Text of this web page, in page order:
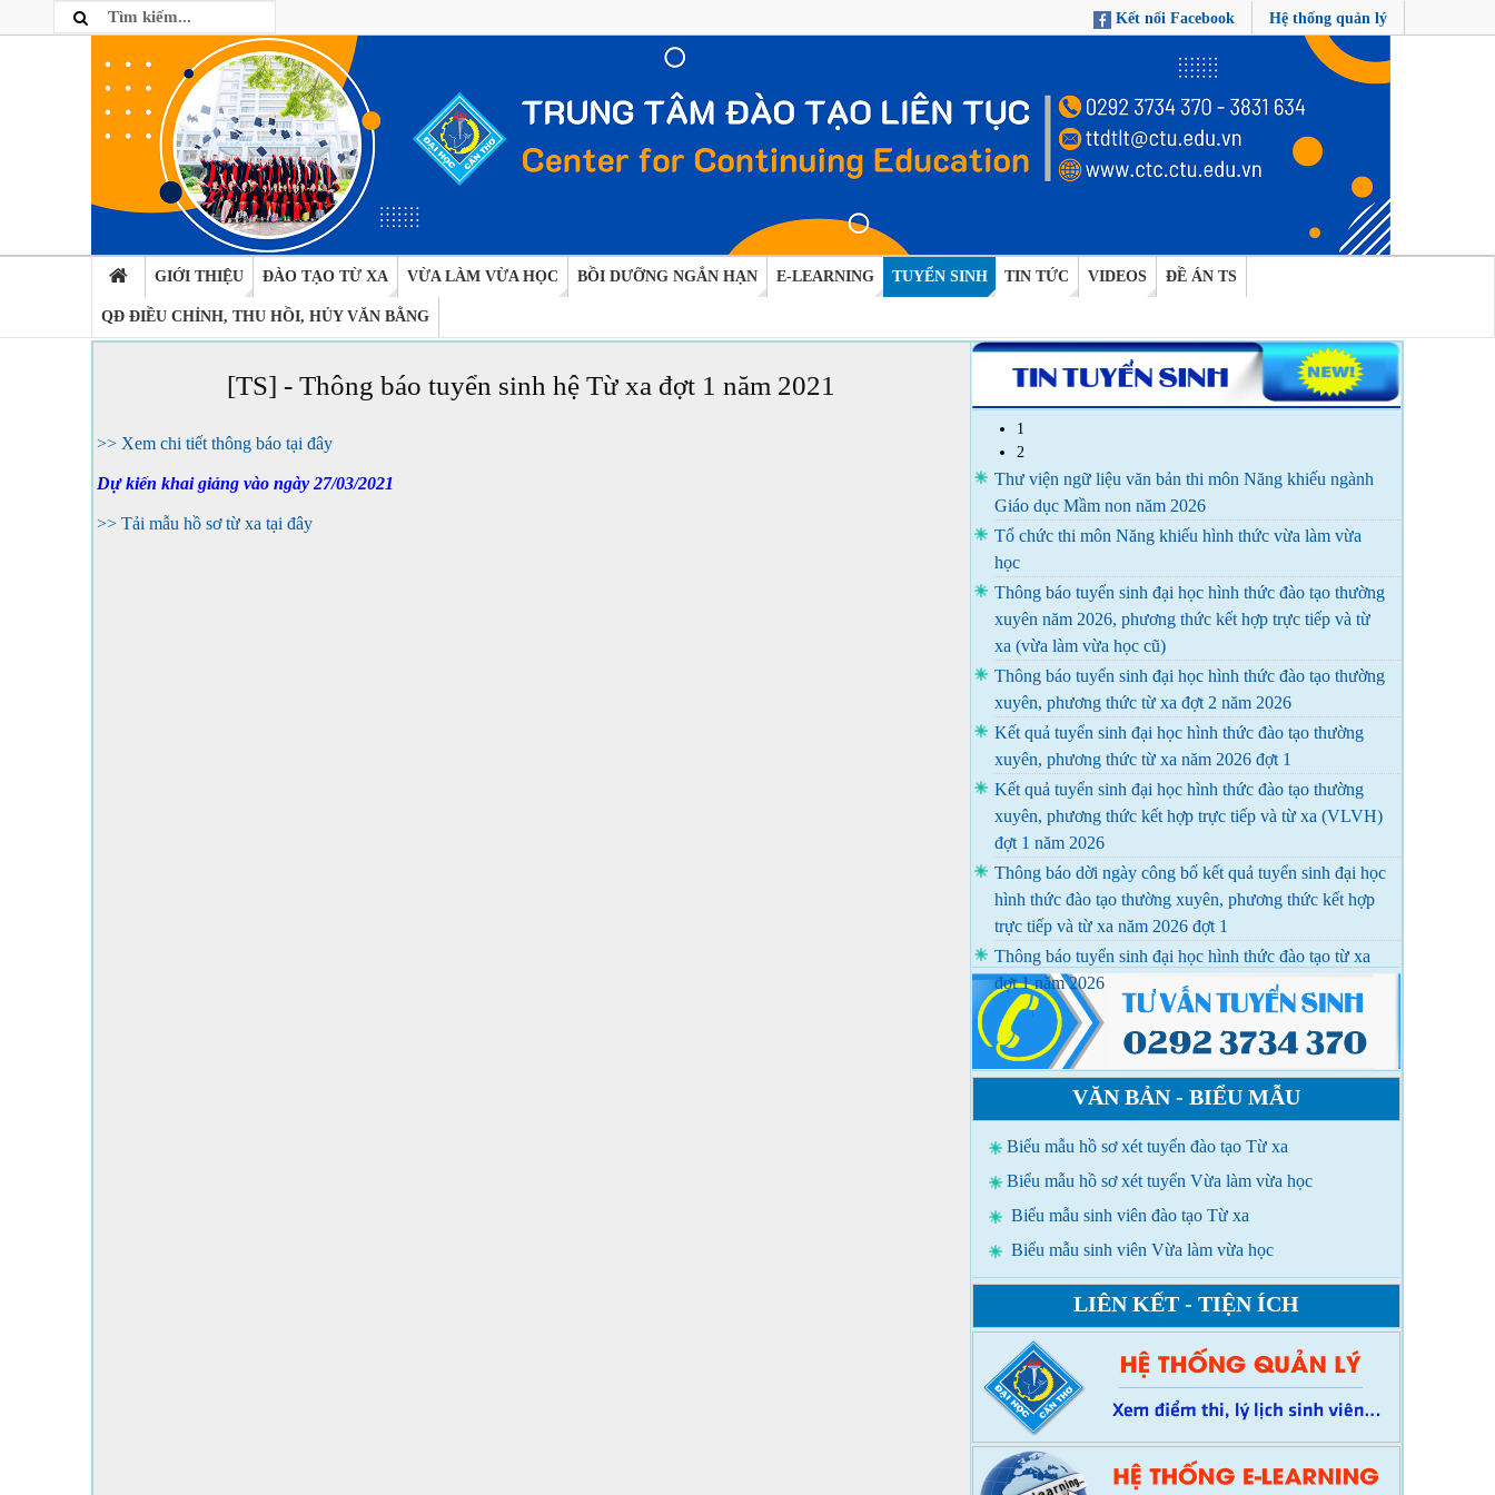
Kết nối Facebook Hệ thống quản lý
GIỚI THIỆU ĐÀO TẠO TỪ XA VỪA LÀM VỪA HỌC BỒI DƯỠNG NGẮN HẠN E-LEARNING TUYỂN SINH TIN TỨC VIDEOS ĐỀ ÁN TS
QĐ ĐIỀU CHỈNH, THU HỒI, HỦY VĂN BẰNG
[TS] - Thông báo tuyển sinh hệ Từ xa đợt 1 năm 2021
>> Xem chi tiết thông báo tại đây
Dự kiến khai giảng vào ngày 27/03/2021
>> Tải mẫu hồ sơ từ xa tại đây
1
2
Thư viện ngữ liệu văn bản thi môn Năng khiếu ngành
Giáo dục Mầm non năm 2026
Tổ chức thi môn Năng khiếu hình thức vừa làm vừa
học
Thông báo tuyển sinh đại học hình thức đào tạo thường
xuyên năm 2026, phương thức kết hợp trực tiếp và từ
xa (vừa làm vừa học cũ)
Thông báo tuyển sinh đại học hình thức đào tạo thường
xuyên, phương thức từ xa đợt 2 năm 2026
Kết quả tuyển sinh đại học hình thức đào tạo thường
xuyên, phương thức từ xa năm 2026 đợt 1
Kết quả tuyển sinh đại học hình thức đào tạo thường
xuyên, phương thức kết hợp trực tiếp và từ xa (VLVH)
đợt 1 năm 2026
Thông báo dời ngày công bố kết quả tuyển sinh đại học
hình thức đào tạo thường xuyên, phương thức kết hợp
trực tiếp và từ xa năm 2026 đợt 1
Thông báo tuyển sinh đại học hình thức đào tạo từ xa
đợt 1 năm 2026
VĂN BẢN - BIỂU MẪU
Biểu mẫu hồ sơ xét tuyển đào tạo Từ xa
Biểu mẫu hồ sơ xét tuyển Vừa làm vừa học
Biểu mẫu sinh viên đào tạo Từ xa
Biểu mẫu sinh viên Vừa làm vừa học
LIÊN KẾT - TIỆN ÍCH